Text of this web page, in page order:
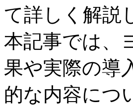
て詳しく解説
本記事では、
果や実際の導
的な内容につ